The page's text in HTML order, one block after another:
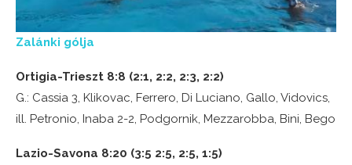
Zalánki gólja
Ortigia-Trieszt 8:8 (2:1, 2:2, 2:3, 2:2)
G.: Cassia 3, Klikovac, Ferrero, Di Luciano, Gallo, Vidovics,
ill. Petronio, Inaba 2-2, Podgornik, Mezzarobba, Bini, Bego
Lazio-Savona 8:20 (3:5 2:5, 2:5, 1:5)